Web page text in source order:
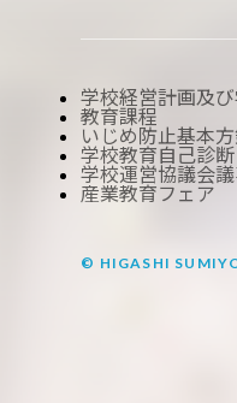
学校経営計画及
教育課程
いじめ防止基本
学校教育自己診断
学校運営協議会
産業教育フェア
© HIGASHI